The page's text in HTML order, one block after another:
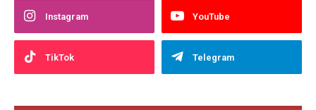
Instagram YouTube
TikTok Telegram